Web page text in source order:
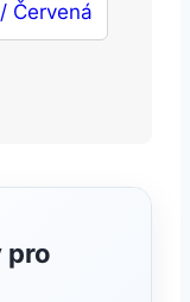
Červená
pro